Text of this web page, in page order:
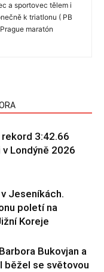
a sportovec tělem i
k triatlonu ( PB
maratón
3:42.66
Londýně 2026
Jeseníkách.
poletí na
Koreje
Bukovjan a
běžel se světovou